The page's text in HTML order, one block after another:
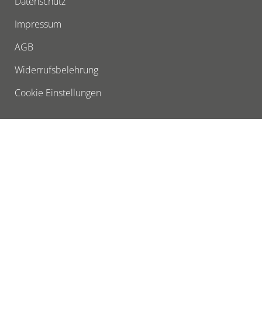
Impressum
AGB
Widerrufsbelehrung
Cookie Einstellungen